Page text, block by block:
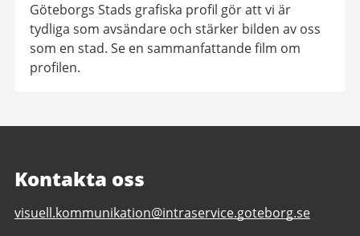
Göteborgs Stads grafiska profil gör att vi är
tydliga som avsändare och stärker bilden av oss
som en stad. Se en sammanfattande film om
profilen.
Kontakta oss
E-
visuell.kommunikation@intraservice.goteborg.se